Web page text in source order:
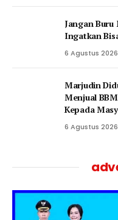
Jangan Buru
Ingatkan
6 Agustus 2026
Marjudin
Menjual
Kepada
6 Agustus 2026